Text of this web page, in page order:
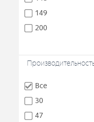
149
200
Все
30
47